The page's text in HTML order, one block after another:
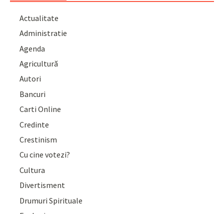
Actualitate
Administratie
Agenda
Agricultură
Autori
Bancuri
Carti Online
Credinte
Crestinism
Cu cine votezi?
Cultura
Divertisment
Drumuri Spirituale